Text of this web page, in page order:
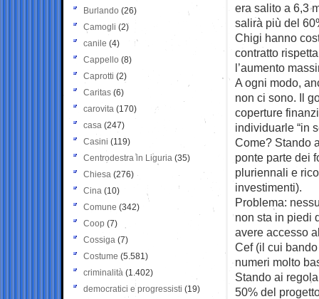
era salito a 6,3
salirà più del
Chigi hanno
contratto
l’aumento
A ogni modo,
non ci sono. Il
coperture
individuarle “in
Come? Stando
ponte parte dei
pluriennali e
investimenti).
Problema:
non sta in piedi
avere accesso
Cef (il cui
numeri molto
Stando ai
50% del
Burlando (26)
Camogli (2)
canile (4)
Cappello (8)
Caprotti (2)
Caritas (6)
carovita (170)
casa (247)
Casini (119)
Centrodestra in Liguria (35)
Chiesa (276)
Cina (10)
Comune (342)
Coop (7)
Cossiga (7)
Costume (5.581)
criminalità (1.402)
democratici e progressisti (19)